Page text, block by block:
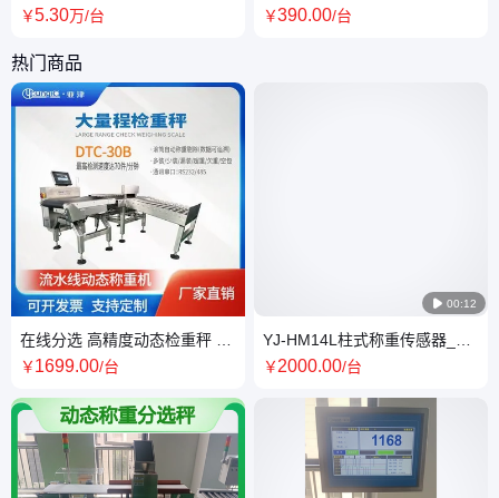
爆电子汽车衡 无人值守称重系
￥5.30万/台
10吨吊磅 可无线手持仪表1t配
￥390.00/台
热门商品
在线分选 高精度动态检重秤 高
速动态分选 实时数据反馈
￥1699.00/台
 00:12
YJ-HM14L柱式称重传感器_料
斗秤传感器 产品款式齐全,一站
￥2000.00/台